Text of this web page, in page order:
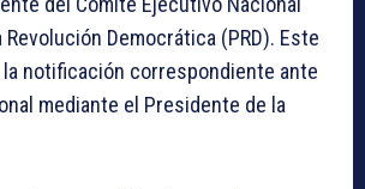
Democrática (PRD). Este
la notificación correspondiente ante
mediante el Presidente de la